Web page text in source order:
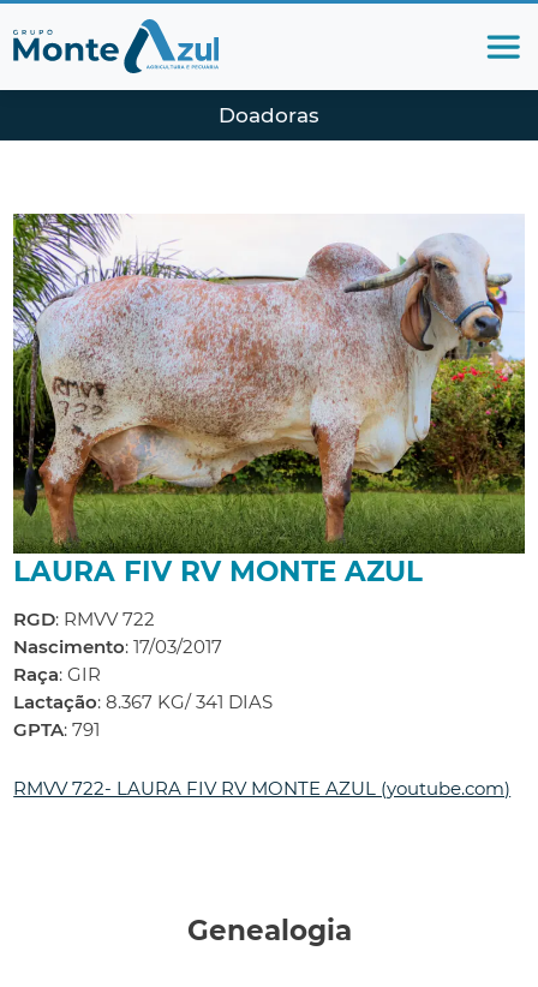
Doadoras
LAURA FIV RV MONTE AZUL
RGD: RMVV 722
Nascimento: 17/03/2017
Raça: GIR
Lactação: 8.367 KG/ 341 DIAS
GPTA: 791
RMVV 722- LAURA FIV RV MONTE AZUL (youtube.com)
Genealogia